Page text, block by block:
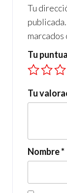
Tu
publicada.
marcados
Tu
Tu
Nombre*